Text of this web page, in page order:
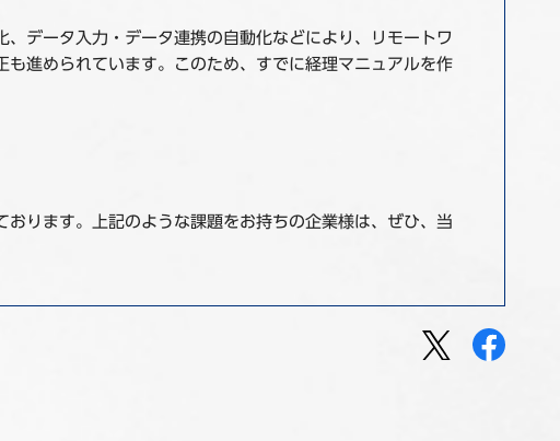
データ入力・データ連携の自動化などにより、リモートワ
進められています。このため、すでに経理マニュアルを作
ります。上記のような課題をお持ちの企業様は、ぜひ、当